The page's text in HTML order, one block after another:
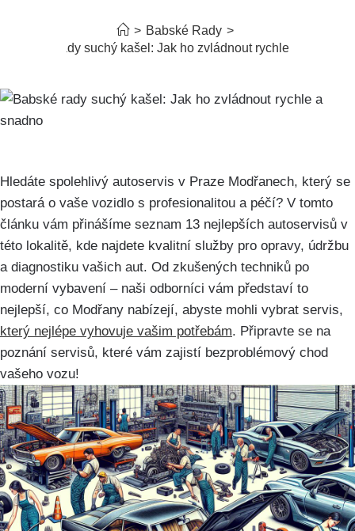
> Babské Rady >
Babské rady suchý kašel: Jak ho zvládnout rychle a snadno
Hledáte spolehlivý autoservis v Praze Modřanech,⁤ který se​
postará⁤ o vaše vozidlo s profesionalitou a péčí? V tomto
⁣článku⁣ vám přinášíme seznam 13​ nejlepších ⁤autoservisů​ v
této lokalitě, kde najdete⁣ kvalitní služby pro ⁣opravy, údržbu
a diagnostiku vašich aut. Od zkušených⁢ techniků po
moderní⁤ vybavení⁣ – naši odborníci vám představí to
nejlepší, co Modřany​ nabízejí, abyste mohli ⁤vybrat servis,
který nejlépe vyhovuje vašim potřebám. Připravte se na
poznání servisů, které vám zajistí bezproblémový chod​
vašeho vozu!